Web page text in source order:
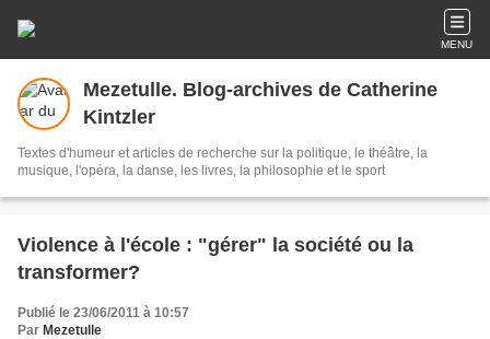
MENU
Mezetulle. Blog-archives de Catherine
Kintzler
Textes d'humeur et articles de recherche sur la politique, le théâtre, la
musique, l'opéra, la danse, les livres, la philosophie et le sport
Violence à l'école : "gérer" la société ou la
transformer?
Publié le 23/06/2011 à 10:57
Par Mezetulle